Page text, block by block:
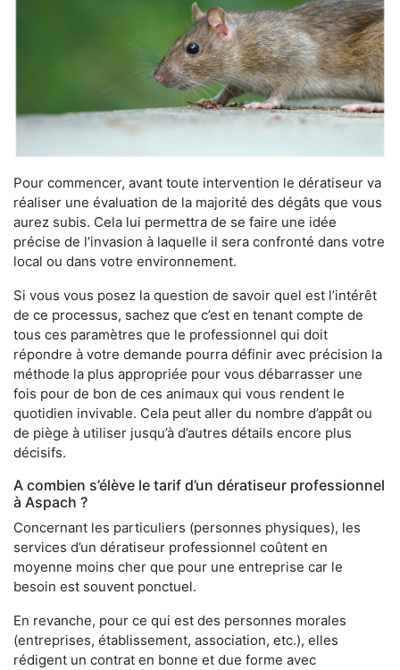
Pour commencer, avant toute intervention le dératiseur va
réaliser une évaluation de la majorité des dégâts que vous
aurez subis. Cela lui permettra de se faire une idée
précise de l’invasion à laquelle il sera confronté dans votre
local ou dans votre environnement.
Si vous vous posez la question de savoir quel est l’intérêt
de ce processus, sachez que c’est en tenant compte de
tous ces paramètres que le professionnel qui doit
répondre à votre demande pourra définir avec précision la
méthode la plus appropriée pour vous débarrasser une
fois pour de bon de ces animaux qui vous rendent le
quotidien invivable. Cela peut aller du nombre d’appât ou
de piège à utiliser jusqu’à d’autres détails encore plus
décisifs.
A combien s’élève le tarif d’un dératiseur professionnel
à Aspach ?
Concernant les particuliers (personnes physiques), les
services d’un dératiseur professionnel coûtent en
moyenne moins cher que pour une entreprise car le
besoin est souvent ponctuel.
En revanche, pour ce qui est des personnes morales
(entreprises, établissement, association, etc.), elles
rédigent un contrat en bonne et due forme avec